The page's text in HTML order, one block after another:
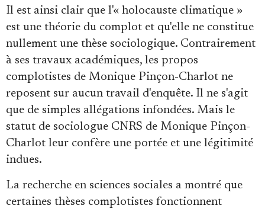
Il est ainsi clair que l'« holocauste climatique »
est une théorie du complot et qu'elle ne constitue
nullement une thèse sociologique. Contrairement
à ses travaux académiques, les propos
complotistes de Monique Pinçon-Charlot ne
reposent sur aucun travail d'enquête. Il ne s'agit
que de simples allégations infondées. Mais le
statut de sociologue CNRS de Monique Pinçon-
Charlot leur confère une portée et une légitimité
indues.
La recherche en sciences sociales a montré que
certaines thèses complotistes fonctionnent